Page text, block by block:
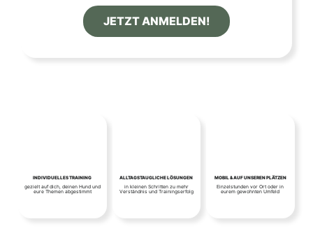
JETZT ANMELDEN!
INDIVIDUELLES TRAINING
gezielt auf dich, deinen Hund und
eure Themen abgestimmt
ALLTAGSTAUGLICHE LÖSUNGEN
in kleinen Schritten zu mehr
Verständnis und Trainingserfolg
MOBIL & AUF UNSEREN PLÄTZEN
Einzelstunden vor Ort oder in
eurem gewohnten Umfeld